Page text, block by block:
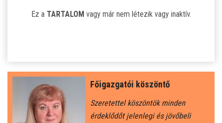
SZJA 1% FELAJÁNLÁS
TANULÓINKNAK
ÁLTALÁNOS ISKOLÁSOKNAK
Főigazgatói köszöntő
Szeretettel köszöntök minden
érdeklődőt jelenlegi és jövőbeli
Ez a TARTALOM vagy már nem létezik vagy inaktív.